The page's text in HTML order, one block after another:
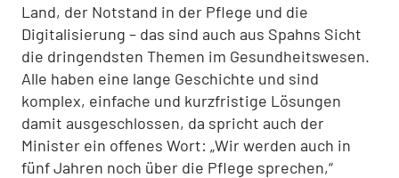
Land, der Notstand in der Pflege und die
Digitalisierung – das sind auch aus Spahns Sicht
die dringendsten Themen im Gesundheitswesen.
Alle haben eine lange Geschichte und sind
komplex, einfache und kurzfristige Lösungen
damit ausgeschlossen, da spricht auch der
Minister ein offenes Wort: „Wir werden auch in
fünf Jahren noch über die Pflege sprechen,“